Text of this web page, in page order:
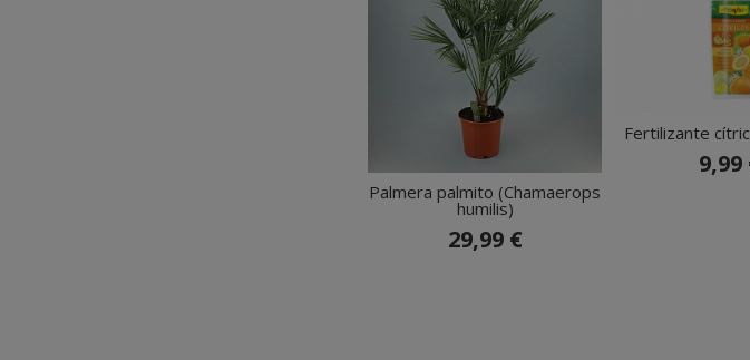
Palmera palmito (Chamaerops
humilis)
29,99 €
Fertilizante
9,99